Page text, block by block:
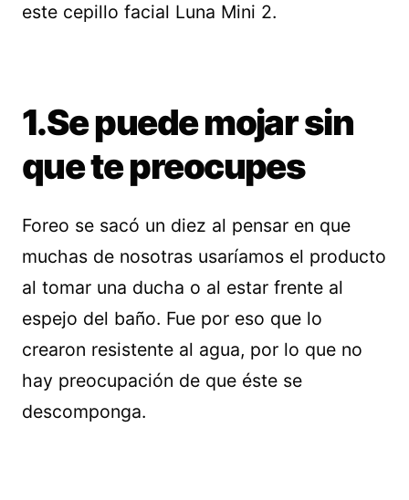
este cepillo facial Luna Mini 2.
1.Se puede mojar sin
que te preocupes
Foreo se sacó un diez al pensar en que
muchas de nosotras usaríamos el producto
al tomar una ducha o al estar frente al
espejo del baño. Fue por eso que lo
crearon resistente al agua, por lo que no
hay preocupación de que éste se
descomponga.